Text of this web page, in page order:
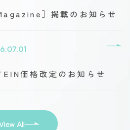
］掲載のお知らせ
価格改定のお知らせ
All